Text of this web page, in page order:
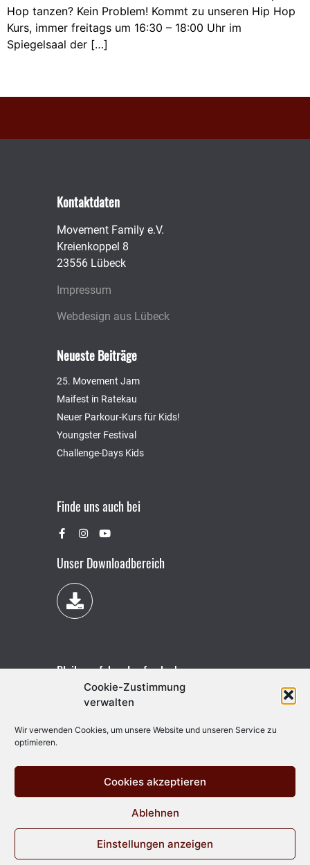
Cookie-Zustimmung
verwalten
Wir verwenden Cookies, um unsere Website und unseren Service zu
optimieren.
Cookies akzeptieren
Ablehnen
Einstellungen anzeigen
Hop tanzen? Kein Problem! Kommt zu unseren Hip Hop
Kurs, immer freitags um 16:30 – 18:00 Uhr im
Spiegelsaal der […]
Kontaktdaten
Movement Family e.V.
Kreienkoppel 8
23556 Lübeck
Impressum
Webdesign aus Lübeck
Neueste Beiträge
25. Movement Jam
Maifest in Ratekau
Neuer Parkour-Kurs für Kids!
Youngster Festival
Challenge-Days Kids
Finde uns auch bei
Unser Downloadbereich
Bleibe auf dem Laufenden!
Vertrag widerrufen